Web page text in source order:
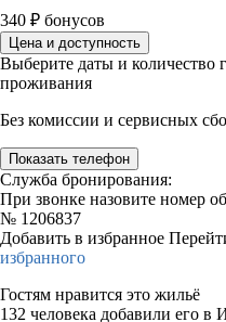
340 ₽ бонусов
Цена и доступность
Выберите даты и количество
проживания
Без комиссии и сервисных
Показать телефон
Служба бронирования:
При звонке назовите номер
№ 1206837
Добавить в избранное
избранного
Гостям нравится это жильё
132 человека добавили его в